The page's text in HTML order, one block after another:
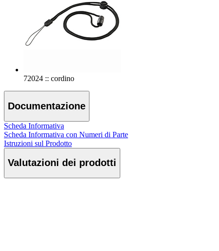
72024 :: cordino
Documentazione
Scheda Informativa
Scheda Informativa con Numeri di Parte
Istruzioni sul Prodotto
Valutazioni dei prodotti